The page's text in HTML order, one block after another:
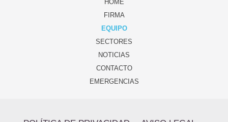
HOME
FIRMA
EQUIPO
SECTORES
NOTICIAS
CONTACTO
EMERGENCIAS